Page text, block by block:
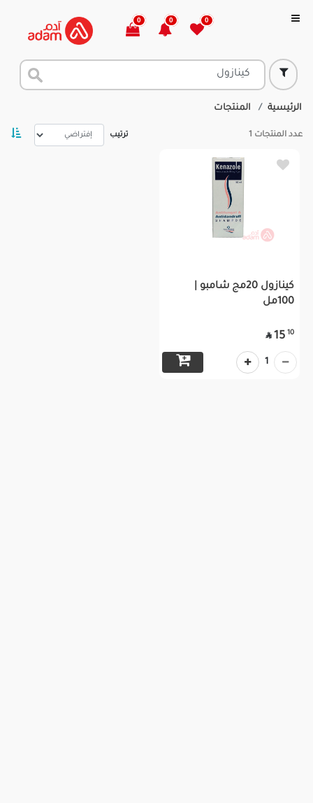
0
0
0
الرئيسية المنتجات
عدد المنتجات 1 ترتيب
كينازول 20مج شامبو |
100مل
10
15

1